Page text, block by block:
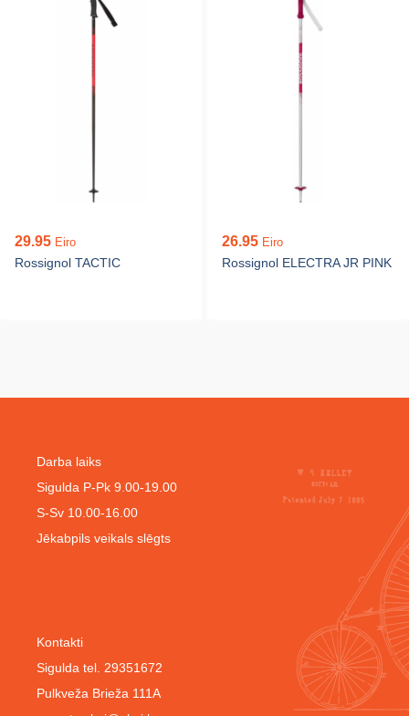
29.95 Eiro
Rossignol TACTIC
26.95 Eiro
Rossignol ELECTRA JR PINK
Kontakti
Sigulda tel. 29351672
Pulkveža Brieža 111A
Darba laiks
Sigulda P-Pk 9.00-19.00
S-Sv 10.00-16.00
Jēkabpils veikals slēgts